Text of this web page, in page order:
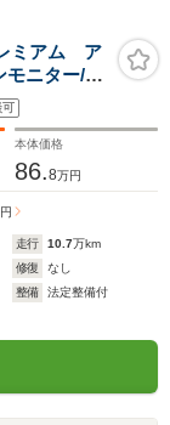
ミアム ア
モニター/純
前後ドラ
両側パワー
可
本体価格
86.8万円
円
走行 10.7万km
修復
なし
整備
法定整備付